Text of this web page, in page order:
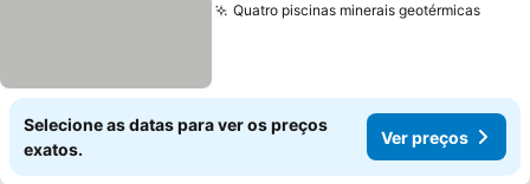
Quatro piscinas minerais geotérmicas
Selecione as datas para ver os preços
exatos.
Ver preços